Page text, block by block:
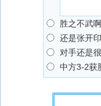
胜之不武
还是张开
对手还是
中方3-2获